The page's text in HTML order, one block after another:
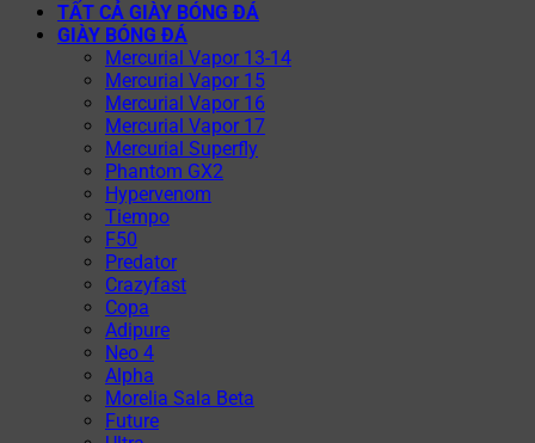
TẤT CẢ GIÀY BÓNG ĐÁ
GIÀY BÓNG ĐÁ
Mercurial Vapor 13-14
Mercurial Vapor 15
Mercurial Vapor 16
Mercurial Vapor 17
Mercurial Superfly
Phantom GX2
Hypervenom
Tiempo
F50
Predator
Crazyfast
Copa
Adipure
Neo 4
Alpha
Morelia Sala Beta
Future